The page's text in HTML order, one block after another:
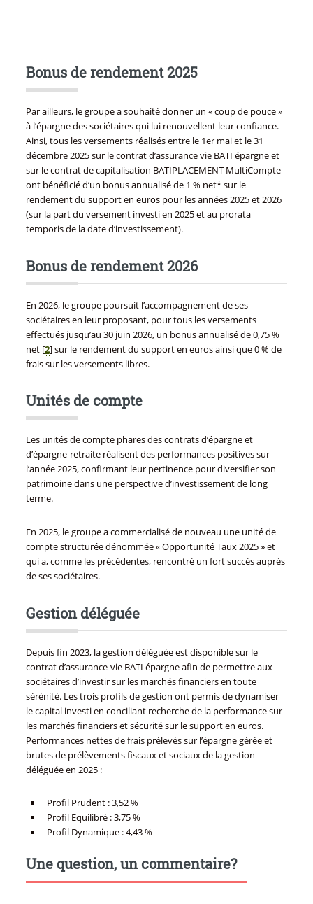
Bonus de rendement 2025
Par ailleurs, le groupe a souhaité donner un « coup de pouce »
à l’épargne des sociétaires qui lui renouvellent leur confiance.
Ainsi, tous les versements réalisés entre le 1er mai et le 31
décembre 2025 sur le contrat d’assurance vie BATI épargne et
sur le contrat de capitalisation BATIPLACEMENT MultiCompte
ont bénéficié d’un bonus annualisé de 1 % net* sur le
rendement du support en euros pour les années 2025 et 2026
(sur la part du versement investi en 2025 et au prorata
temporis de la date d’investissement).
Bonus de rendement 2026
En 2026, le groupe poursuit l’accompagnement de ses
sociétaires en leur proposant, pour tous les versements
effectués jusqu’au 30 juin 2026, un bonus annualisé de 0,75 %
net[2]sur le rendement du support en euros ainsi que 0 % de
frais sur les versements libres.
Unités de compte
Les unités de compte phares des contrats d’épargne et
d’épargne-retraite réalisent des performances positives sur
l’année 2025, confirmant leur pertinence pour diversifier son
patrimoine dans une perspective d’investissement de long
terme.
En 2025, le groupe a commercialisé de nouveau une unité de
compte structurée dénommée « Opportunité Taux 2025 » et
qui a, comme les précédentes, rencontré un fort succès auprès
de ses sociétaires.
Gestion déléguée
Depuis fin 2023, la gestion déléguée est disponible sur le
contrat d’assurance-vie BATI épargne afin de permettre aux
sociétaires d’investir sur les marchés financiers en toute
sérénité. Les trois profils de gestion ont permis de dynamiser
le capital investi en conciliant recherche de la performance sur
les marchés financiers et sécurité sur le support en euros.
Performances nettes de frais prélevés sur l’épargne gérée et
brutes de prélèvements fiscaux et sociaux de la gestion
déléguée en 2025 :
Profil Prudent : 3,52 %
Profil Equilibré : 3,75 %
Profil Dynamique : 4,43 %
Une question, un commentaire?